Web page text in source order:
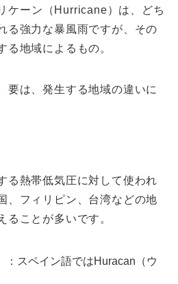
ケーン（Hurricane）は、どち
る強力な暴風雨ですが、その
る地域によるもの。
要は、発生する地域の違いに
る熱帯低気圧に対して使われ
、フィリピン、台湾などの地
ることが多いです。
：スペイン語ではHuracan（ウ